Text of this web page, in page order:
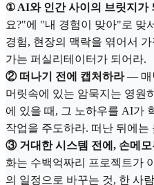
① AI와 인간 사이의 브릿지가
요?"에 "내 경험이 맞아"로 맞
경험, 현장의 맥락을 엮어서
가는 퍼실리테이터가 되어라.
② 떠나기 전에 캡처하라— 매
머릿속에 있는 암묵지는 영원
에 있을 때, 그 노하우를 AI가
작업을 주도하라. 떠난 뒤에는
③ 거대한 시스템 전에, 손메
화는 수백억짜리 프로젝트가
의 일정으로 바꾸는 것, 한 사